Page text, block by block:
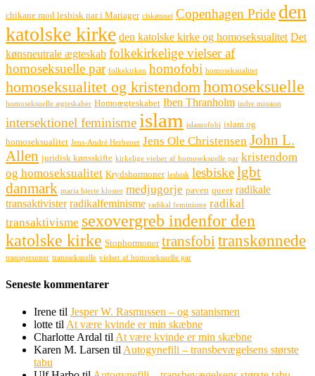
chikane mod lesbisk par i Mariager ciskønnet Copenhagen Pride den
katolske kirke den katolske kirke og homoseksualitet Det
kønsneutrale ægteskab folkekirkelige vielser af
homoseksuelle par folkekirken homofobi homoseksualitet
homoseksualitet og kristendomhomoseksuelle
homoseksuelle ægteskaber Homoægteskabet Iben Thranholm indre mission
intersektionel feminisme islam islamofobi islam og
homoseksualitet Jens-André Herbener Jens Ole Christensen John L.
Allen juridisk kønsskifte kirkelige vielser af homoseksuelle par kristendom
og homoseksualitet Krydshormoner lesbisk lesbiskelgbt
danmark maria hjerte kloster medjugorje paven queer radikale
transaktivister radikalfeminisme radikal feminisme radikal
transaktivisme sexovergreb indenfor den
katolske kirke Stophormoner transfobi transkønnede
transpersoner transseksuelle vielser af homoseksuelle par
Seneste kommentarer
Irene til Jesper W. Rasmussen – og satanismen
lotte til At være kvinde er min skæbne
Charlotte Ardal til At være kvinde er min skæbne
Karen M. Larsen til Autogynefili – transbevægelsens største
tabu